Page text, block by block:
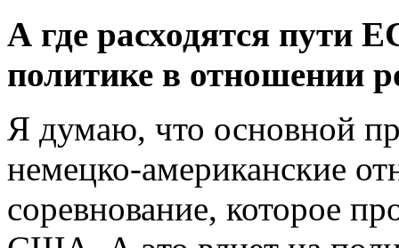
А где расходятся пути
политике в отношении
Я думаю, что основной
немецко-американские
соревнование, которое